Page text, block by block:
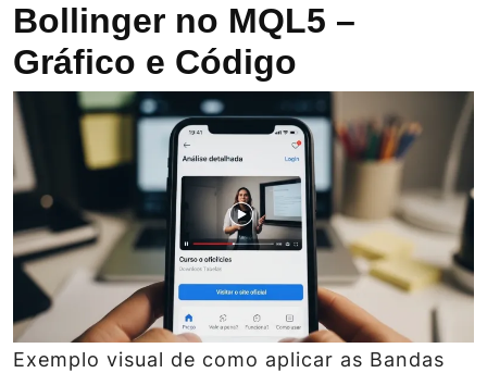
Bollinger no MQL5 –
Gráfico e Código
Exemplo visual de como aplicar as Bandas